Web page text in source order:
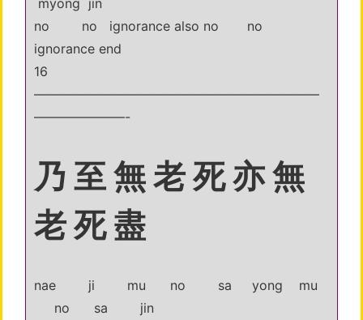
myong jin
no no ignorance also no no
ignorance end
16
——————————————————————
———————-
乃 至 無 老 死 亦 無
老 死 盡
nae ji mu no sa yong mu
no sa jin